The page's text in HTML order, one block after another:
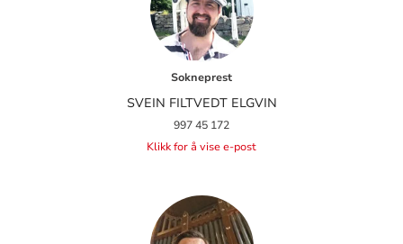
Sokneprest
SVEIN FILTVEDT ELGVIN
997 45 172
Klikk for å vise e-post